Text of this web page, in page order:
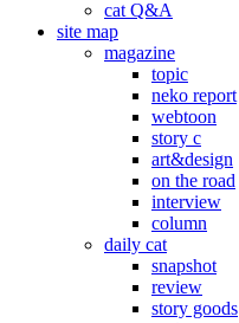
cat Q&A
site map
magazine
topic
neko report
webtoon
story c
art&design
on the road
interview
column
daily cat
snapshot
review
story goods